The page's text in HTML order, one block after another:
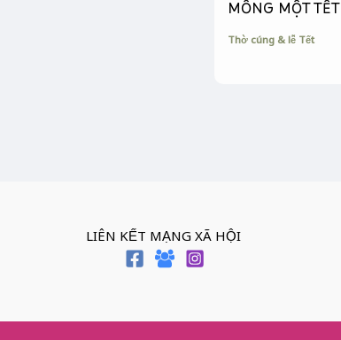
MỒNG MỘT TẾT
Thờ cúng & lễ Tết
LIÊN KẾT MẠNG XÃ HỘI